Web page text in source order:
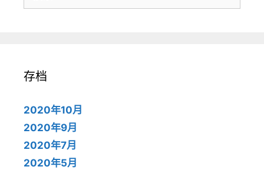
索：
存档
2020年10月
2020年9月
2020年7月
2020年5月